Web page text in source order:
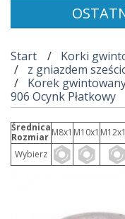
Start
Korki
z gniazdem
Korek
906 Ocynk Płatkowy
Średnica
Rozmiar M8x1 M10x1
Wybierz